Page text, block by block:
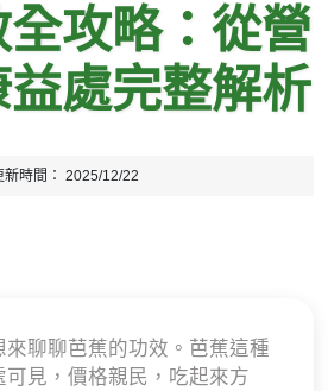
攻略：從營
處完整解析
新時間： 2025/12/22
來聊聊芭蕉的功效。芭蕉這種
可見，價格親民，吃起來方